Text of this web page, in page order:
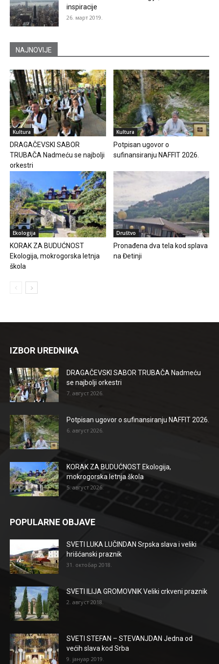
inspiracije
26. март 2019.
NAJNOVIJE
Kultura
DRAGAČEVSKI SABOR
TRUBAČA Nadmeću se najbolji
orkestri
Kultura
Potpisan ugovor o
sufinansiranju NAFFIT 2026.
Ekologija
KORAK ZA BUDUĆNOST
Ekologija, mokrogorska letnja
škola
Društvo
Pronađena dva tela kod splava
na Đetinji
IZBOR UREDNIKA
DRAGAČEVSKI SABOR TRUBAČA Nadmeću
se najbolji orkestri
7. август 2026.
Potpisan ugovor o sufinansiranju NAFFIT 2026.
6. август 2026.
KORAK ZA BUDUĆNOST Ekologija,
mokrogorska letnja škola
5. август 2026.
POPULARNE OBJAVE
SVETI LUKA LUČINDAN Srpska slava i veliki
hrišćanski praznik
31. октобар 2018.
SVETI ILIJA GROMOVNIK Veliki crkveni praznik
2. август 2018.
SVETI STEFAN – STEVANJDAN Jedna od
većih slava kod Srba
9. јануар 2019.